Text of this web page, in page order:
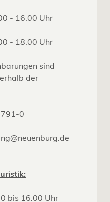
Uhr
Uhr
sind
der
0
bis 16.00 Uhr